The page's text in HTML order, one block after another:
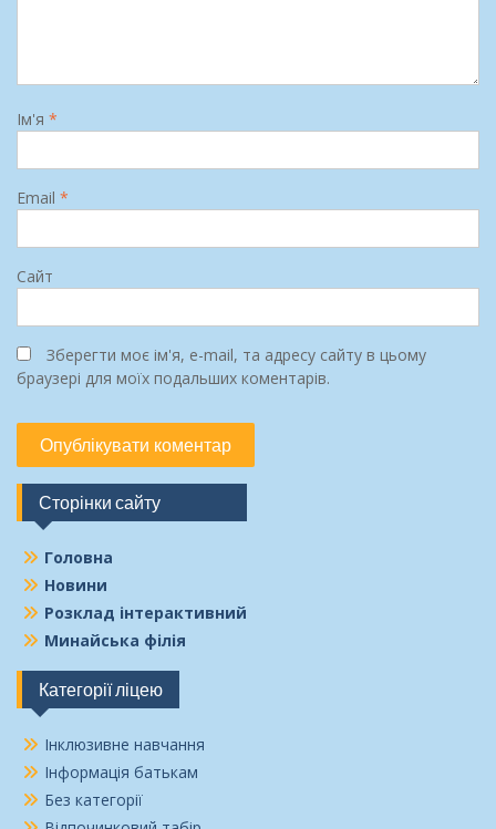
Ім'я *
Email *
Сайт
Зберегти моє ім'я, e-mail, та адресу сайту в цьому
браузері для моїх подальших коментарів.
Сторінки сайту
Головна
Новини
Розклад інтерактивний
Минайська філія
Категорії ліцею
Інклюзивне навчання
Інформація батькам
Без категорії